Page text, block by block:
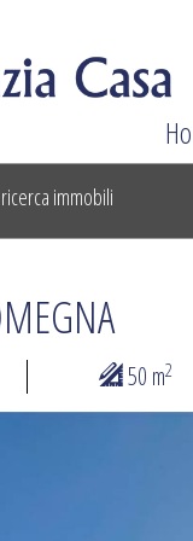
immobili
50 m2